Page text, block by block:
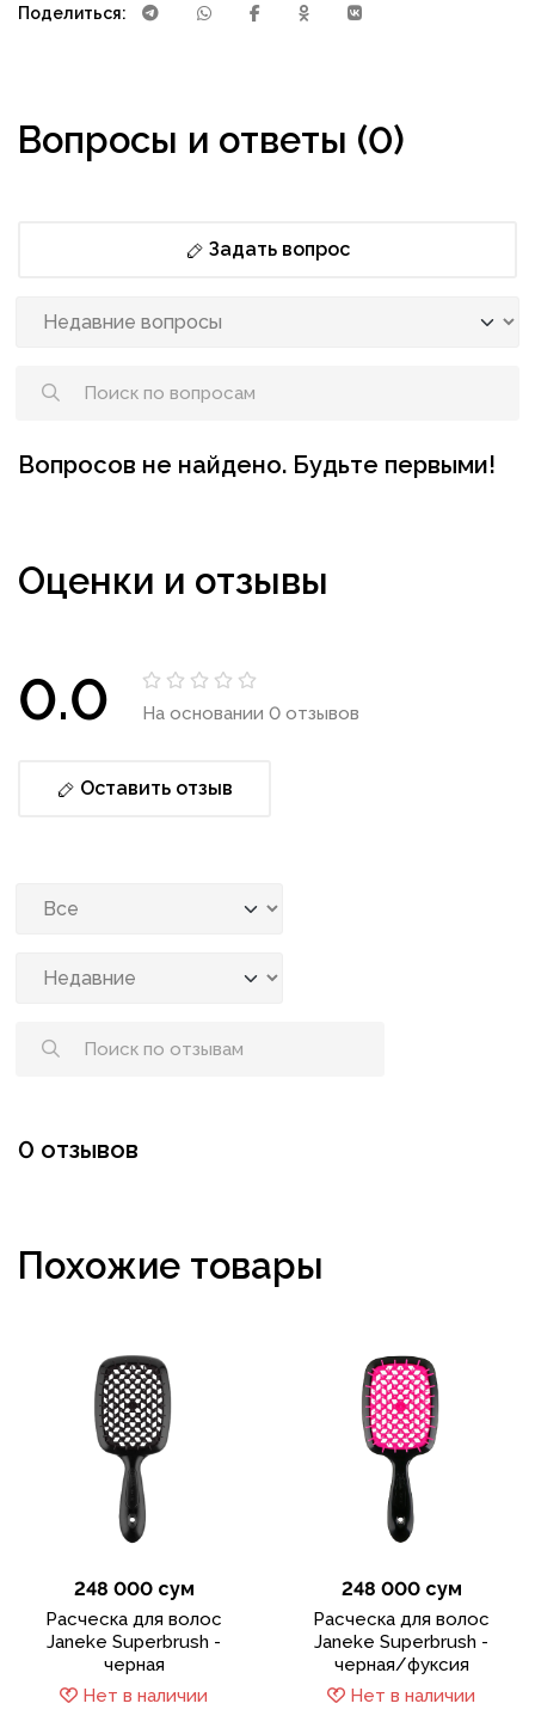
Поделиться:
Вопросы и ответы (0)
Задать вопрос
Вопросов не найдено. Будьте первыми!
Оценки и отзывы
0.0 На основании 0 отзывов
Оставить отзыв
0 отзывов
Похожие товары
248 000 сум
Расческа для волос
Janeke Superbrush -
черная
Нет в наличии
248 000 сум
Расческа для волос
Janeke Superbrush -
черная/фуксия
Нет в наличии